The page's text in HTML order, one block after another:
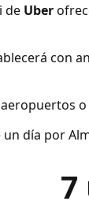
de Uber
con
día por
7